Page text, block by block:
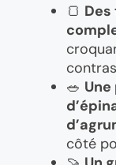
🍞
🥗
côté